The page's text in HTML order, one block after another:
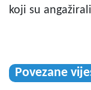
koji su
Povezane